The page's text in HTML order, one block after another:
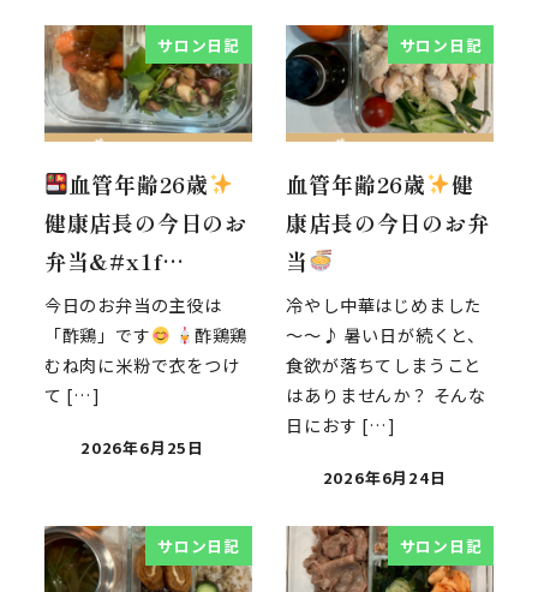
サロン日記
血管年齢26歳
健康店長の今日のお
弁当&#x1f…
今日のお弁当の主役は
「酢鶏」です
酢鶏鶏
むね肉に米粉で衣をつけ
て […]
2026年6月25日
サロン日記
血管年齢26歳
健
康店長の今日のお弁
当
冷やし中華はじめました
～～♪ 暑い日が続くと、
食欲が落ちてしまうこと
はありませんか？ そんな
日におす […]
2026年6月24日
サロン日記 サロン日記